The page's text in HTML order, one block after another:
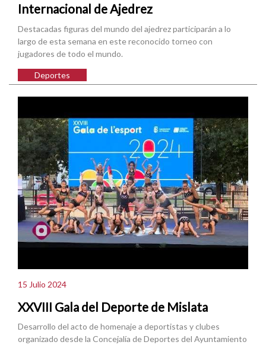
Internacional de Ajedrez
Destacadas figuras del mundo del ajedrez participarán a lo
largo de esta semana en este reconocido torneo con
jugadores de todo el mundo.
Deportes
15 Julio 2024
XXVIII Gala del Deporte de Mislata
Desarrollo del acto de homenaje a deportistas y clubes
organizado desde la Concejalía de Deportes del Ayuntamiento